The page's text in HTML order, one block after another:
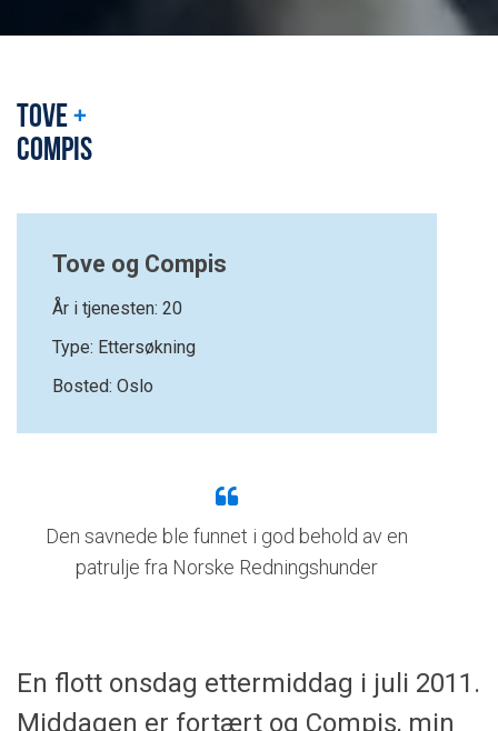
TOVE+
COMPIS
Tove og Compis
År i tjenesten: 20
Type: Ettersøkning
Bosted: Oslo
Den savnede ble funnet i god behold av en
patrulje fra Norske Redningshunder
En flott onsdag ettermiddag i juli 2011.
Middagen er fortært og Compis, min